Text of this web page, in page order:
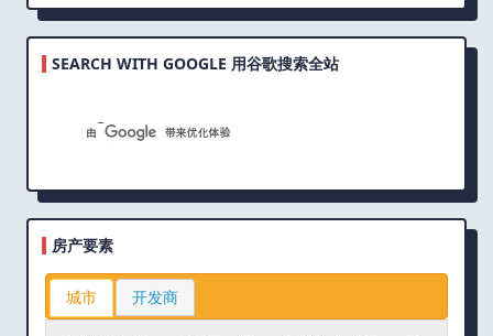
SEARCH WITH GOOGLE 用谷歌搜索全站
房产要素
城市 开发商